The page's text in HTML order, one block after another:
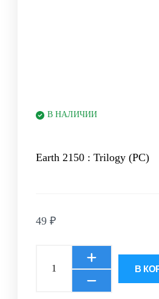
В НАЛИЧИИ
Earth 2150 : Trilogy (PC)
49 ₽
В